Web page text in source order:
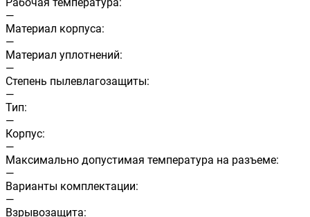
—
Материал корпуса:
—
Материал уплотнений:
—
Cтепень пылевлагозащиты:
—
Тип:
—
Корпус:
—
Максимально допустимая температура на разъеме:
—
Варианты комплектации:
—
Взрывозащита: